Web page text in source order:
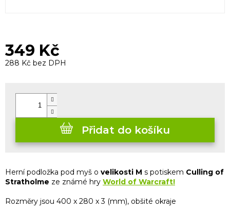
349 Kč
288 Kč bez DPH
Přidat do košíku
Herní podložka pod myš o velikosti M s potiskem Culling of
Stratholme ze známé hry World of Warcraft!
Rozměry jsou 400 x 280 x 3 (mm), obšité okraje